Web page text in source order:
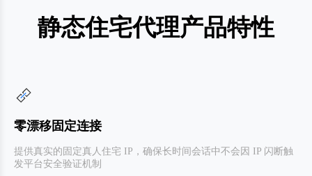
静态住宅代理产品特性
零漂移固定连接
提供真实的固定真人住宅 IP，确保长时间会话中不会因 IP 闪断触
发平台安全验证机制